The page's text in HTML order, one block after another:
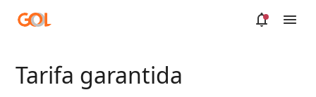
Saltar al contenido principal
Tarifa garantida